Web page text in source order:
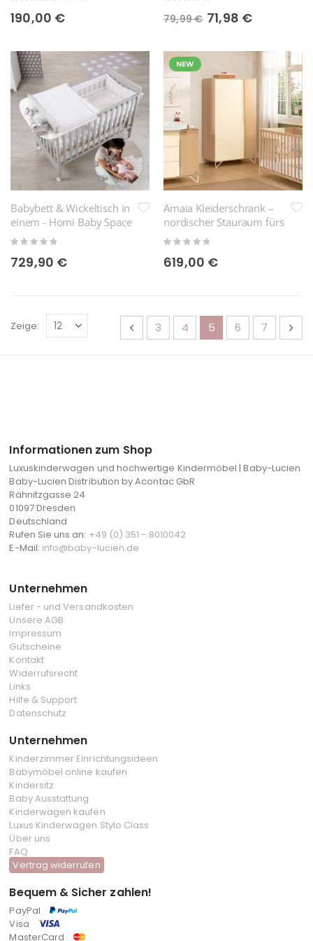
190,00 € 79,99 € Sonderpreis
71,98 €
Babybett & Wickeltisch in
einem - Homi Baby Space
Rating:
729,90 €
NEW
Amaia Kleiderschrank –
nordischer Stauraum fürs
Baby- und Kinderzimmer
Rating:
619,00 €
SeiteSeite
ZurückSeite
3 Seite
4 Sie lesen gerade
5 Seite
6 Seite
7
Zeige
Informationen zum Shop
Luxuskinderwagen und hochwertige Kindermöbel | Baby-Lucien
Baby-Lucien Distribution by Acontac GbR
Rähnitzgasse 24
01097 Dresden
Deutschland
Rufen Sie uns an: +49 (0) 351 - 8010042
E-Mail: info@baby-lucien.de
Unternehmen
Liefer - und Versandkosten
Unsere AGB
Impressum
Gutscheine
Kontakt
Widerrufsrecht
Links
Hilfe & Support
Datenschutz
Unternehmen
Kinderzimmer Einrichtungsideen
Babymöbel online kaufen
Kindersitz
Baby Ausstattung
Kinderwagen kaufen
Luxus Kinderwagen Stylo Class
Über uns
FAQ
Vertrag widerrufen
Bequem & Sicher zahlen!
PayPal
Visa
MasterCard